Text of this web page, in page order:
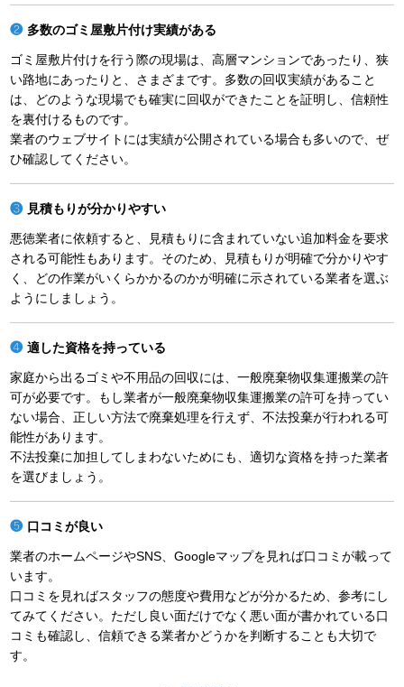
多数のゴミ屋敷片付け実績がある
ゴミ屋敷片付けを行う際の現場は、高層マンションであったり、狭
い路地にあったりと、さまざまです。多数の回収実績があること
は、どのような現場でも確実に回収ができたことを証明し、信頼性
を裏付けるものです。
業者のウェブサイトには実績が公開されている場合も多いので、ぜ
ひ確認してください。
見積もりが分かりやすい
悪徳業者に依頼すると、見積もりに含まれていない追加料金を要求
される可能性もあります。そのため、見積もりが明確で分かりやす
く、どの作業がいくらかかるのかが明確に示されている業者を選ぶ
ようにしましょう。
適した資格を持っている
家庭から出るゴミや不用品の回収には、一般廃棄物収集運搬業の許
可が必要です。もし業者が一般廃棄物収集運搬業の許可を持ってい
ない場合、正しい方法で廃棄処理を行えず、不法投棄が行われる可
能性があります。
不法投棄に加担してしまわないためにも、適切な資格を持った業者
を選びましょう。
口コミが良い
業者のホームページやSNS、Googleマップを見れば口コミが載って
います。
口コミを見ればスタッフの態度や費用などが分かるため、参考にし
てみてください。ただし良い面だけでなく悪い面が書かれている口
コミも確認し、信頼できる業者かどうかを判断することも大切で
す。